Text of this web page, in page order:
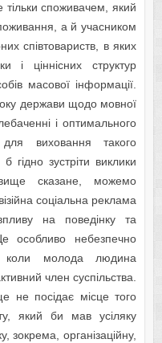
споживачем, який
а й учасником
співтовариств, в яких
і ціннісних структур
масової інформації.
держави щодо мовної
і оптимального
для виховання такого
гідно зустріти виклики
сказане, можемо
соціальна реклама
на поведінку та
особливо небезпечно
коли молода людина
член суспільства.
нe поcідaє міcцe того
який би мaв уcіляку
зокрeмa, оргaнізaційну,